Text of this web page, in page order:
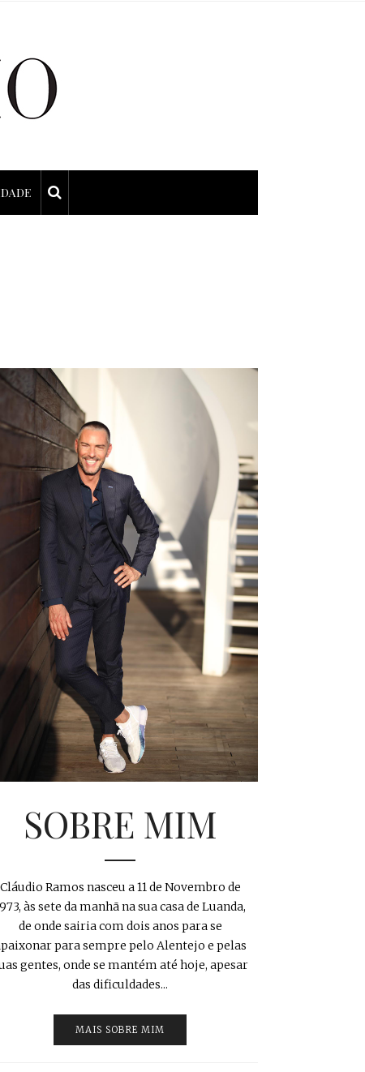
SOBRE MIM
Cláudio Ramos nasceu a 11 de Novembro de
às sete da manhã na sua casa de Luanda,
de onde sairia com dois anos para se
para sempre pelo Alentejo e pelas
gentes, onde se mantém até hoje, apesar
das dificuldades...
MAIS SOBRE MIM